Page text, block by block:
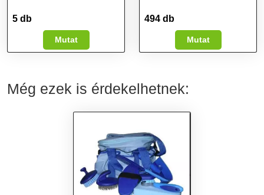
5 db
Mutat
494 db
Mutat
Még ezek is érdekelhetnek: